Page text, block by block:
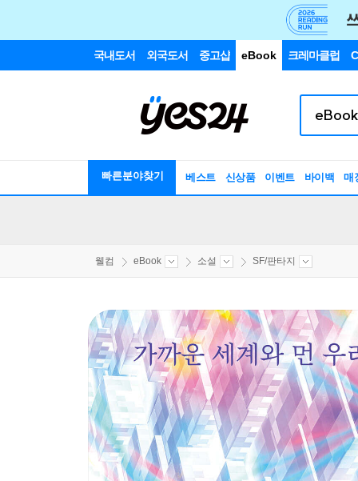
국내도서 외국도서 중고샵 eBook 크레마클럽
빠른분야찾기 베스트 신상품 이벤트 바이백 매
웰컴 eBook 소설 SF/판타지